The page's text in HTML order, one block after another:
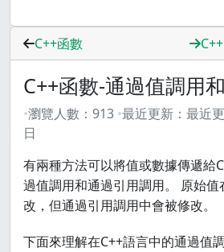
C++函數
C++函數-通過值調用
瀏覽人數： 913 最近更新： 最近
日
有兩種方法可以將值或數據傳遞給
過值調用和通過引用調用。 原始
改，但通過引用調用中會被修改。
下面來理解在C++語言中的通過值